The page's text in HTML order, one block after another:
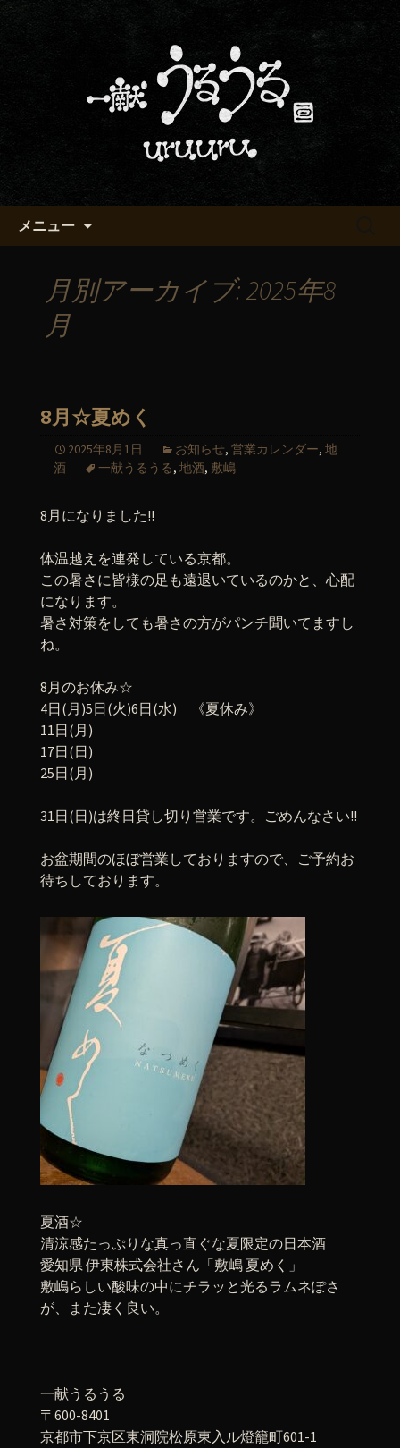
京都・五条でおいしい地酒が飲
める「一献うるうる」のブロ
京都・五条烏丸の町屋居酒屋「一献う
るうる」からのお知らせ
メニュー
月別アーカイブ: 2025年8
月
8月☆夏めく
2025年8月1日 お知らせ, 営業カレンダー, 地
酒
一献うるうる, 地酒, 敷嶋
8月になりました!!
体温越えを連発している京都。
この暑さに皆様の足も遠退いているのかと、心配
になります。
暑さ対策をしても暑さの方がパンチ聞いてますし
ね。
8月のお休み☆
4日(月)5日(火)6日(水) 《夏休み》
11日(月)
17日(日)
25日(月)
31日(日)は終日貸し切り営業です。ごめんなさい!!
お盆期間のほぼ営業しておりますので、ご予約お
待ちしております。
夏酒☆
清涼感たっぷりな真っ直ぐな夏限定の日本酒
愛知県 伊東株式会社さん「敷嶋 夏めく」
敷嶋らしい酸味の中にチラッと光るラムネぽさ
が、また凄く良い。
一献うるうる
〒600-8401
京都市下京区東洞院松原東入ル燈籠町601-1